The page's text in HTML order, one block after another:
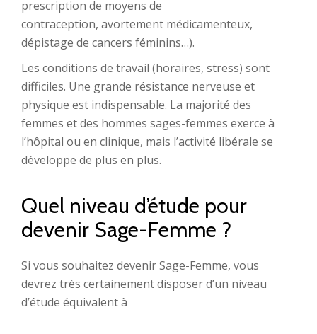
prescription de moyens de
contraception, avortement médicamenteux,
dépistage de cancers féminins…).
Les conditions de travail (horaires, stress) sont
difficiles. Une grande résistance nerveuse et
physique est indispensable. La majorité des
femmes et des hommes sages-femmes exerce à
l’hôpital ou en clinique, mais l’activité libérale se
développe de plus en plus.
Quel niveau d’étude pour
devenir Sage-Femme ?
Si vous souhaitez devenir Sage-Femme, vous
devrez très certainement disposer d’un niveau
d’étude équivalent à